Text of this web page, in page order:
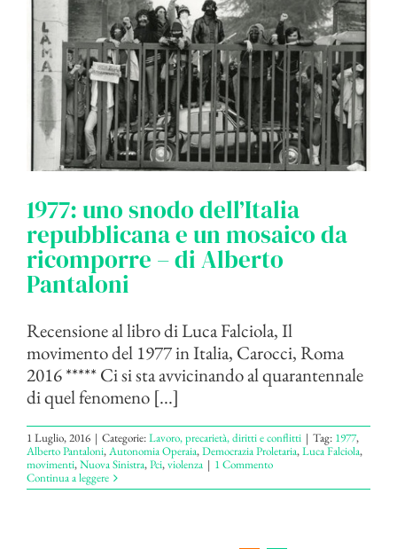
1977: uno snodo dell’Italia
repubblicana e un mosaico da
ricomporre – di Alberto
Pantaloni
Recensione al libro di Luca Falciola, Il
movimento del 1977 in Italia, Carocci, Roma
2016 ***** Ci si sta avvicinando al quarantennale
di quel fenomeno [...]
1 Luglio, 2016 | Categorie:Lavoro, precarietà, diritti e conflitti | Tag: 1977,
Alberto Pantaloni,Autonomia Operaia,Democrazia Proletaria,Luca Falciola,
movimenti,Nuova Sinistra,Pci,violenza | 1 Commento
Continua a leggere